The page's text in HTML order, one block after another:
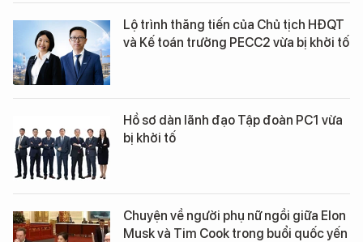
Lộ trình thăng tiến của Chủ tịch HĐQT
và Kế toán trưởng PECC2 vừa bị khởi tố
Hồ sơ dàn lãnh đạo Tập đoàn PC1 vừa
bị khởi tố
Chuyện về người phụ nữ ngồi giữa Elon
Musk và Tim Cook trong buổi quốc yến